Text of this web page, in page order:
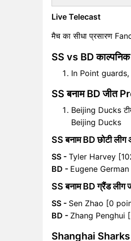
Live Telecast
मैच का सीधा प्रसारण
SS vs BD काल्पनिक
In Point
SS बनाम BD जीत
Beijing Ducks
Beijing Ducks
SS बनाम BD छोटी
SS - Tyler Harvey
BD - Eugene
SS बनाम BD ग्रैंड लीग
SS - Sen Zhao [0
BD - Zhang Penghui
Shanghai Sharks